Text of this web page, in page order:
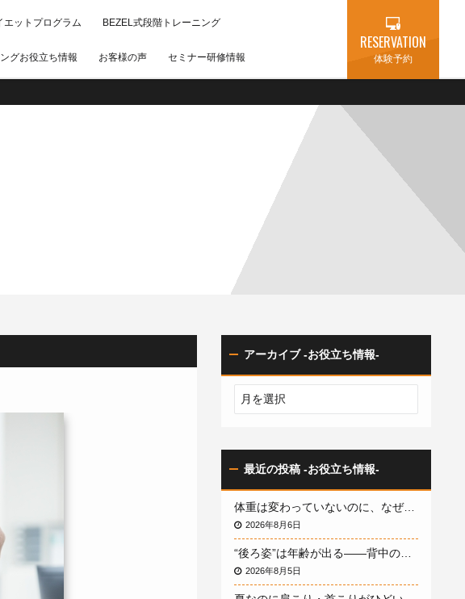
エットプログラム BEZEL式段階トレーニング
グお役立ち情報 お客様の声 セミナー研修情報
RESERVATION
体験予約
な運動法を徹底解説
アーカイブ -お役立ち情報-
最近の投稿 -お役立ち情報-
体重は変わっていないのに、なぜ体型だけ老けていく？——“隠れ肥満”のサインと、体重計に頼らず体を変える方法
2026年8月6日
2026年8月5日